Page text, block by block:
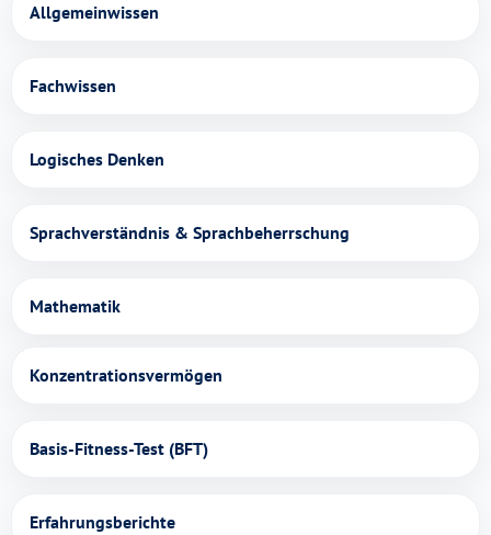
Allgemeinwissen
Fachwissen
Logisches Denken
Sprachverständnis & Sprachbeherrschung
Mathematik
Konzentrationsvermögen
Basis-Fitness-Test (BFT)
Erfahrungsberichte